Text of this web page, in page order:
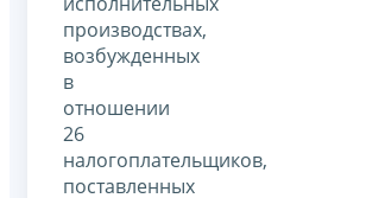
производствах,
возбужденных
в
отношении
26
налогоплательщиков,
поставленных